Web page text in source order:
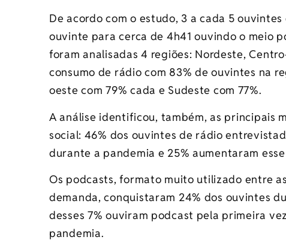
De acordo com o estudo, 3 a cada 5
ouvinte para cerca de 4h41 ouvindo o meio
foram analisadas 4 regiões: Nordeste,
consumo de rádio com 83% de ouvintes na
oeste com 79% cada e Sudeste com 77%.
A análise identificou, também, as principais
social: 46% dos ouvintes de rádio
durante a pandemia e 25% aumentaram
Os podcasts, formato muito utilizado entre
demanda, conquistaram 24% dos ouvintes
desses 7% ouviram podcast pela primeira
pandemia.